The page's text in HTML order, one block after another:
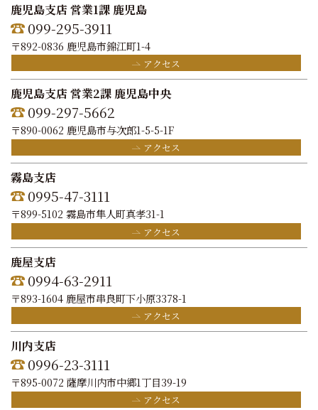
鹿児島支店 営業1課 鹿児島
099-295-3911
〒892-0836 鹿児島市錦江町1-4
アクセス
鹿児島支店 営業2課 鹿児島中央
099-297-5662
〒890-0062 鹿児島市与次郎1-5-5-1F
アクセス
霧島支店
0995-47-3111
〒899-5102 霧島市隼人町真孝31-1
アクセス
鹿屋支店
0994-63-2911
〒893-1604 鹿屋市串良町下小原3378-1
アクセス
川内支店
0996-23-3111
〒895-0072 薩摩川内市中郷1丁目39-19
アクセス